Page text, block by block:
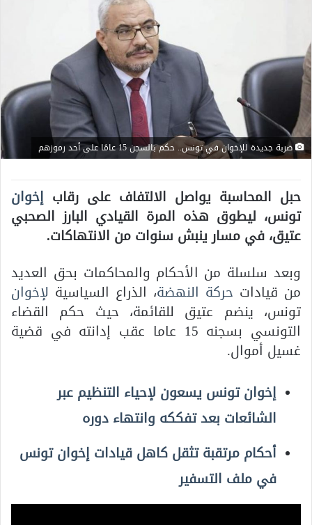
ضربة جديدة للإخوان في تونس.. حكم بالسجن 15 عامًا على أحد رموزهم
حبل المحاسبة يواصل الالتفاف على رقاب إخوان
تونس، ليطوق هذه المرة القيادي البارز الصحبي
عتيق، في مسار ينبش سنوات من الانتهاكات.
وبعد سلسلة من الأحكام والمحاكمات بحق العديد
من قيادات حركة النهضة، الذراع السياسية لإخوان
تونس، ينضم عتيق للقائمة، حيث حكم القضاء
التونسي بسجنه 15 عاما عقب إدانته في قضية
غسيل أموال.
إخوان تونس يسعون لإحياء التنظيم عبر
الشائعات بعد تفككه وانتهاء دوره
أحكام مرتقبة تثقل كاهل قيادات إخوان تونس
في ملف التسفير